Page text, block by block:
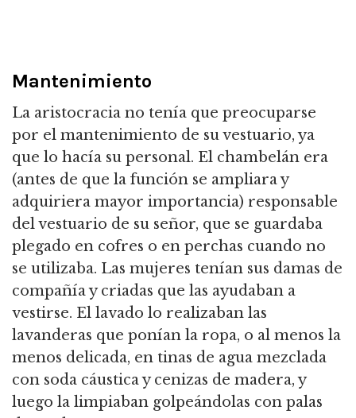
Mantenimiento
La aristocracia no tenía que preocuparse
por el mantenimiento de su vestuario, ya
que lo hacía su personal. El chambelán era
(antes de que la función se ampliara y
adquiriera mayor importancia) responsable
del vestuario de su señor, que se guardaba
plegado en cofres o en perchas cuando no
se utilizaba. Las mujeres tenían sus damas de
compañía y criadas que las ayudaban a
vestirse. El lavado lo realizaban las
lavanderas que ponían la ropa, o al menos la
menos delicada, en tinas de agua mezclada
con soda cáustica y cenizas de madera, y
luego la limpiaban golpeándolas con palas